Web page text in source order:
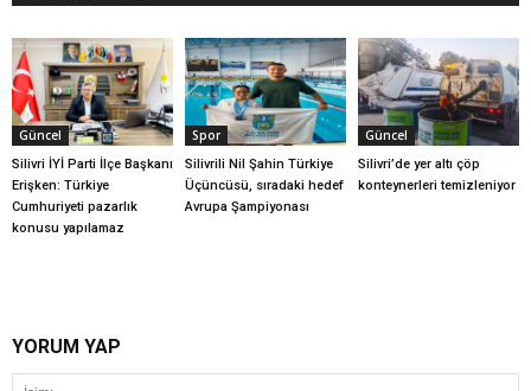
Güncel
Silivri İYİ Parti İlçe Başkanı
Erişken: Türkiye
Cumhuriyeti pazarlık
konusu yapılamaz
Spor
Silivrili Nil Şahin Türkiye
Üçüncüsü, sıradaki hedef
Avrupa Şampiyonası
Güncel
Silivri’de yer altı çöp
konteynerleri temizleniyor
YORUM YAP